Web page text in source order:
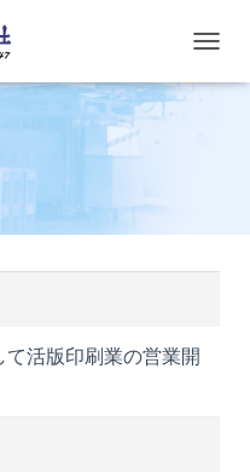
ビ
て活版印刷業の営業開